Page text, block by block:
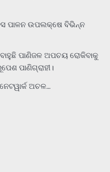
ପାଳନ ଉପଲକ୍ଷେ ବିଭିନ୍ନ
ପାଣିଜଳ ଅପଚୟ ରୋକିବାକୁ
ପାଣିଗ୍ରାହୀ।
ଅଚଳ…